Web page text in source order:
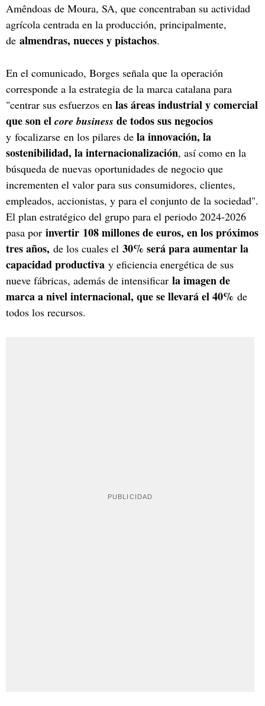
Amêndoas de Moura, SA, que concentraban su actividad
agrícola centrada en la producción, principalmente,
de almendras, nueces y pistachos.
En el comunicado, Borges señala que la operación
corresponde a la estrategia de la marca catalana para
"centrar sus esfuerzos en las áreas industrial y comercial
que son el core business de todos sus negocios
y focalizarse en los pilares de la innovación, la
sostenibilidad, la internacionalización, así como en la
búsqueda de nuevas oportunidades de negocio que
incrementen el valor para sus consumidores, clientes,
empleados, accionistas, y para el conjunto de la sociedad".
El plan estratégico del grupo para el periodo 2024-2026
pasa por invertir 108 millones de euros, en los próximos
tres años, de los cuales el 30% será para aumentar la
capacidad productiva y eficiencia energética de sus
nueve fábricas, además de intensificar la imagen de
marca a nivel internacional, que se llevará el 40% de
todos los recursos.